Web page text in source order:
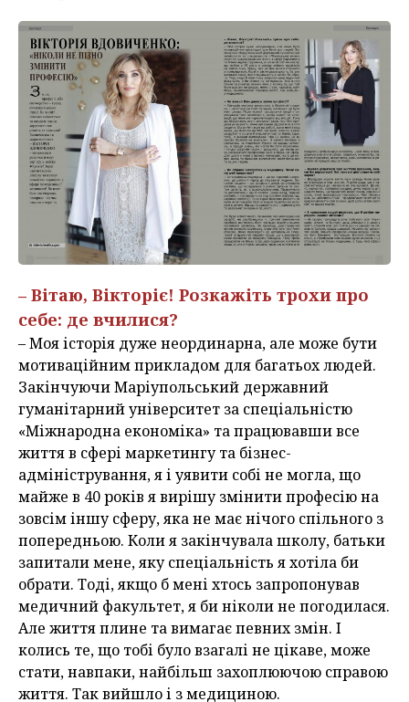
– Вітаю, Вікторіє! Розкажіть трохи про
себе: де вчилися?
– Моя історія дуже неординарна, але може бути
мотиваційним прикладом для багатьох людей.
Закінчуючи Маріупольський державний
гуманітарний університет за спеціальністю
«Міжнародна економіка» та працювавши все
життя в сфері маркетингу та бізнес-
адміністрування, я і уявити собі не могла, що
майже в 40 років я вирішу змінити професію на
зовсім іншу сферу, яка не має нічого спільного з
попередньою. Коли я закінчувала школу, батьки
запитали мене, яку спеціальність я хотіла би
обрати. Тоді, якщо б мені хтось запропонував
медичний факультет, я би ніколи не погодилася.
Але життя плине та вимагає певних змін. І
колись те, що тобі було взагалі не цікаве, може
стати, навпаки, найбільш захоплюючою справою
життя. Так вийшло і з медициною.